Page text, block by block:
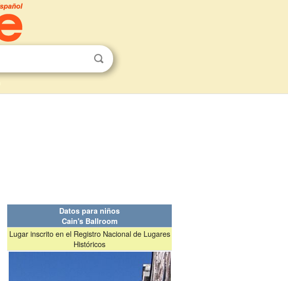
Datos para niños
Cain's Ballroom
Lugar inscrito en el Registro Nacional de Lugares
Históricos